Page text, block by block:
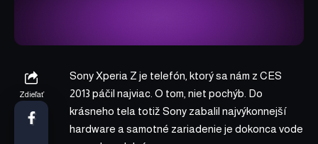
Zdieľať
Sony Xperia Z je telefón, ktorý sa nám z CES
2013 páčil najviac. O tom, niet pochýb. Do
krásneho tela totiž Sony zabalil najvýkonnejší
hardware a samotné zariadenie je dokonca vode